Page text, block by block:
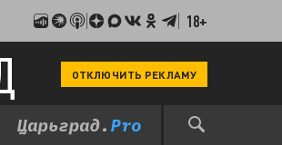
18+
ОТКЛЮЧИТЬ РЕКЛАМУ